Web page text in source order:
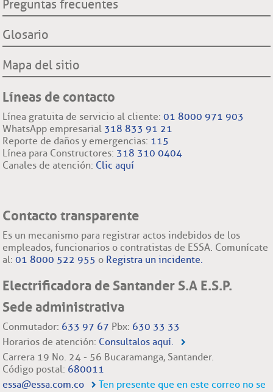
Preguntas frecuentes
Glosario
Mapa del sitio
Líneas de contacto
Línea gratuita de servicio al cliente:01 8000 971 903
WhatsApp empresarial 318 833 91 21
Reporte de daños y emergencias: 115
Línea para Constructores: 318 310 0404
Canales de atención: Clic aquí
Contacto transparente
Es un mecanismo para registrar actos indebidos de los
empleados, funcionarios o contratistas de ESSA. Comunícate
al:01 8000 522 955 o Registra un incidente.
Electrificadora de Santander S.A E.S.P.
Sede administrativa
Conmutador: 633 97 67 Pbx: 630 33 33
Horarios de atención: Consultalos aquí.
Carrera 19 No. 24 - 56 Bucaramanga, Santander.
Código postal: 680011
essa@essa.com.co
Ten presente que en este correo no se